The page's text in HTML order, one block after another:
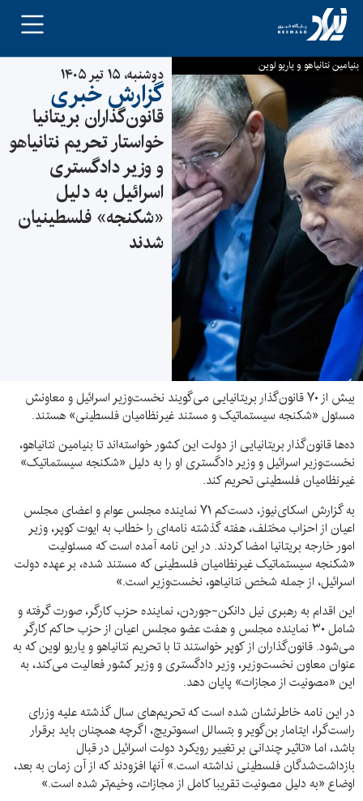
دوشنبه، ۱۵ تیر ۱۴۰۵
گزارش خبری
قانون‌گذاران بریتانیا
خواستار تحریم نتانیاهو
و وزیر دادگستری
اسرائیل به دلیل
«شکنجه» فلسطینیان
شدند
بنیامین نتانیاهو و یاریو لوین
بیش از ۷۰ قانون‌گذار بریتانیایی می‌گویند نخست‌وزیر اسرائیل و معاونش
مسئول «شکنجه سیستماتیک و مستند غیرنظامیان فلسطینی» هستند.
ده‌ها قانون‌گذار بریتانیایی از دولت این کشور خواسته‌اند تا بنیامین نتانیاهو،
نخست‌وزیر اسرائیل و وزیر دادگستری او را به دلیل «شکنجه سیستماتیک»
غیرنظامیان فلسطینی تحریم کند.
به گزارش اسکای‌نیوز، دست‌کم ۷۱ نماینده مجلس عوام و اعضای مجلس
اعیان از احزاب مختلف، هفته گذشته نامه‌ای را خطاب به ایوت کوپر، وزیر
امور خارجه بریتانیا امضا کردند. در این نامه آمده است که مسئولیت
«شکنجه سیستماتیک غیرنظامیان فلسطینی که مستند شده، بر عهده دولت
اسرائیل، از جمله شخص نتانیاهو، نخست‌وزیر است.»
این اقدام به رهبری نیل دانکن-جوردن، نماینده حزب کارگر، صورت گرفته و
شامل ۳۰ نماینده مجلس و هفت عضو مجلس اعیان از حزب حاکم کارگر
می‌شود. قانون‌گذاران از کوپر خواستند تا با تحریم نتانیاهو و یاریو لوین که به
عنوان معاون نخست‌وزیر، وزیر دادگستری و وزیر کشور فعالیت می‌کند، به
این «مصونیت از مجازات» پایان دهد.
در این نامه خاطرنشان شده است که تحریم‌های سال گذشته علیه وزرای
راست‌گرا، ایتامار بن‌گویر و بتسالل اسموتریچ، اگرچه همچنان باید برقرار
باشد، اما «تاثیر چندانی بر تغییر رویکرد دولت اسرائیل در قبال
بازداشت‌شدگان فلسطینی نداشته است.» آنها افزودند که از آن زمان به بعد،
اوضاع «به دلیل مصونیت تقریبا کامل از مجازات، وخیم‌تر شده است.»